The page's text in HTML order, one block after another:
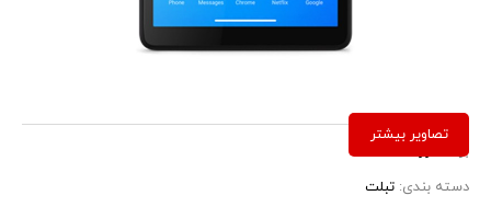
برند:
دسته بندی: تبلت